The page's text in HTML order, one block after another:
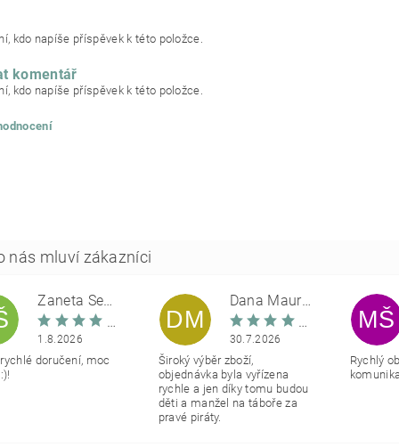
kdo napíše příspěvek k této položce.
komentář
kdo napíše příspěvek k této položce.
Žaneta Šemberová
1.8.2026
doručení, moc
DM
Dana Maurerová
30.7.2026
Široký výběr zboží,
objednávka byla vyřízena
rychle a jen díky tomu budou
děti a manžel na táboře za
pravé piráty.
MŠ
Rychlý